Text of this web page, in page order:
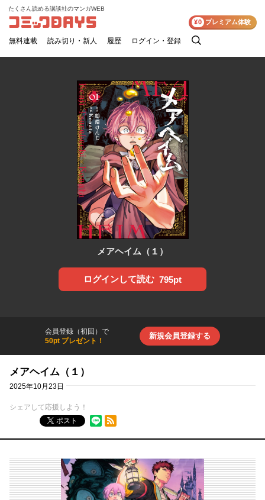
コミックDAYS
たくさん読める講談社のマンガWEB
無料連載 読み切り・新人 履歴 ログイン・登録
検
¥0 プレミアム体験
メアヘイム（１）
ログインして読む 795pt
会員登録（初回）で
50pt プレゼント！
新規会員登録する
メアヘイム（１）
2025年10月23日
シェアして応援しよう！
ポスト
RSSフィード